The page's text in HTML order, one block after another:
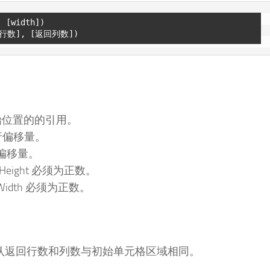
[width])
置的的引用。
移量。
量。
必须为正数。
必须为正数。
回行数和列数与初始单元格区域相同。